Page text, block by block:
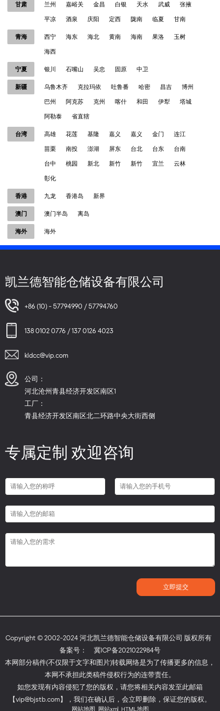
甘肃 兰州 嘉峪关 金昌 白银 天水 武威
张掖
平凉
酒泉 庆阳 定西 陇南 临夏 甘南
青海 西宁 海东 海北 黄南 海南 果洛
玉树
海西
宁夏 银川 石嘴山 吴忠 固原 中卫
新疆 乌鲁木齐 克拉玛依 吐鲁番 哈密 昌吉
博州
巴州
阿克苏 克州 喀什 和田 伊犁
塔城
阿勒泰
省直辖
台湾 高雄 花莲 基隆 嘉义 嘉义 金门
连江
苗栗
南投 澎湖 屏东 台北 台东
台南
台中
桃园 新北 新竹 新竹 宜兰
云林
彰化
香港 九龙 香港岛 新界
澳门 澳门半岛 离岛
海外 海外
凯兰德智能仓储设备有限公司
+86 (10) - 57794990 / 57794760
138 0102 0776 / 137 0126 4023
kldcc@vip.com
公司：
河北沧州青县经济开发区南区1
工厂：
青县经济开发区南区北二环路中央大街西侧
专属定制 欢迎咨询
Copyright © 2002-2024 河北凯兰德智能仓储设备有限公司 版权所有
备案号：
冀ICP备2021022984号
本网部分稿件(不仅限于文字和图片)转载网络是为了传播更多的信息，
本网不承担此类稿件侵权行为的连带责任。
如您发现有内容侵犯了您的版权，请您将相关内容发至此邮箱
【vip@bjstb.com】，我们在确认后，会立即删除，保证您的版权。
网站地图 网站xml HTML地图